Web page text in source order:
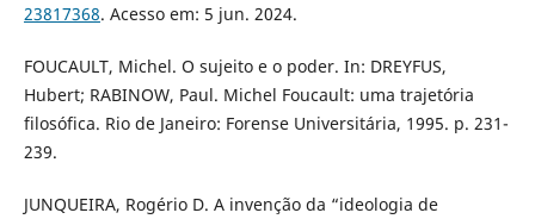
23817368. Acesso em: 5 jun. 2024.
FOUCAULT, Michel. O sujeito e o poder. In: DREYFUS,
Hubert; RABINOW, Paul. Michel Foucault: uma trajetória
filosófica. Rio de Janeiro: Forense Universitária, 1995. p. 231-
239.
JUNQUEIRA, Rogério D. A invenção da “ideologia de